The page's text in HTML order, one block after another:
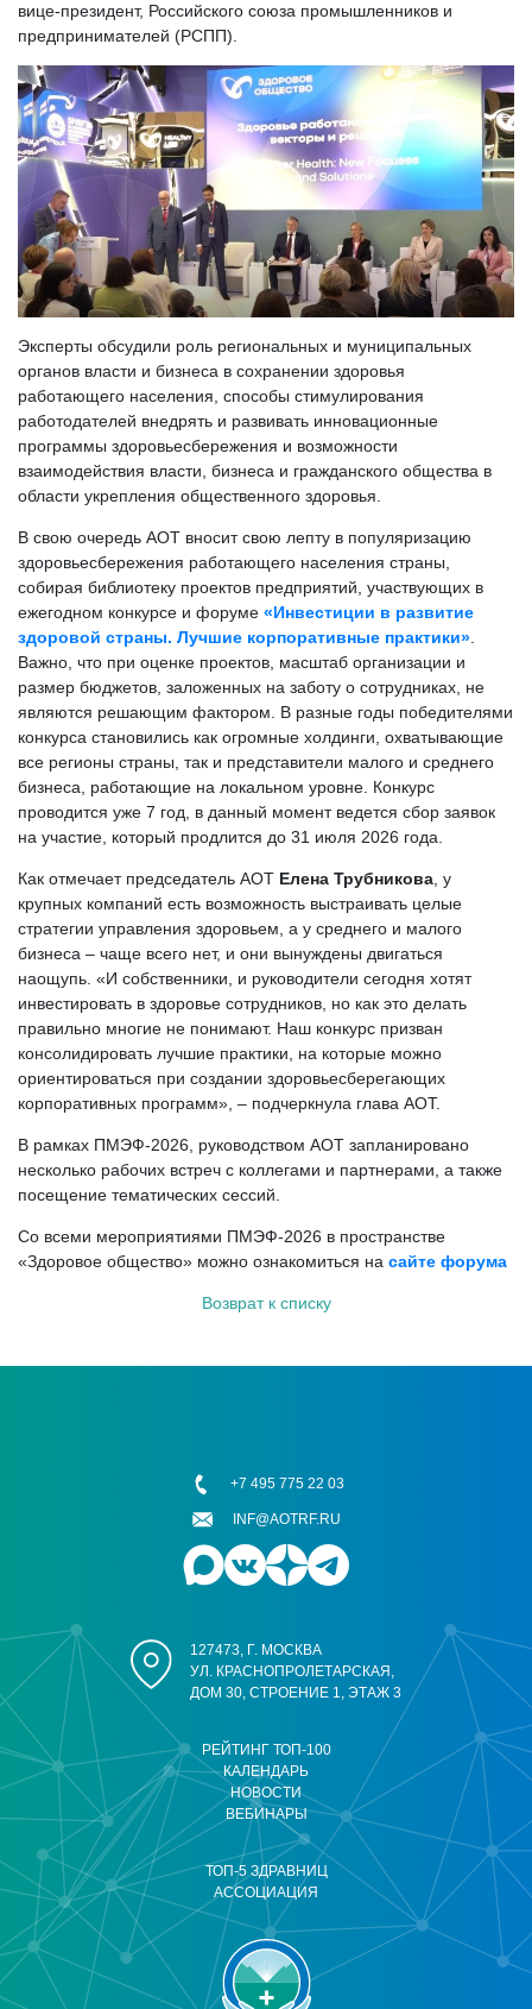
вице-президент, Российского союза промышленников и
предпринимателей (РСПП).
Эксперты обсудили роль региональных и муниципальных
органов власти и бизнеса в сохранении здоровья
работающего населения, способы стимулирования
работодателей внедрять и развивать инновационные
программы здоровьесбережения и возможности
взаимодействия власти, бизнеса и гражданского общества в
области укрепления общественного здоровья.
В свою очередь АОТ вносит свою лепту в популяризацию
здоровьесбережения работающего населения страны,
собирая библиотеку проектов предприятий, участвующих в
ежегодном конкурсе и форуме «Инвестиции в развитие
здоровой страны. Лучшие корпоративные практики»
Важно, что при оценке проектов, масштаб организации и
размер бюджетов, заложенных на заботу о сотрудниках, не
являются решающим фактором. В разные годы победителями
конкурса становились как огромные холдинги, охватывающие
все регионы страны, так и представители малого и среднего
бизнеса, работающие на локальном уровне. Конкурс
проводится уже 7 год, в данный момент ведется сбор заявок
на участие, который продлится до 31 июля 2026 года.
Как отмечает председатель АОТ Елена Трубникова , у
крупных компаний есть возможность выстраивать целые
стратегии управления здоровьем, а у среднего и малого
бизнеса – чаще всего нет, и они вынуждены двигаться
наощупь. «И собственники, и руководители сегодня хотят
инвестировать в здоровье сотрудников, но как это делать
правильно многие не понимают. Наш конкурс призван
консолидировать лучшие практики, на которые можно
ориентироваться при создании здоровьесберегающих
корпоративных программ», – подчеркнула глава АОТ.
В рамках ПМЭФ-2026, руководством АОТ запланировано
несколько рабочих встреч с коллегами и партнерами, а также
посещение тематических сессий.
Со всеми мероприятиями ПМЭФ-2026 в пространстве
«Здоровое общество» можно ознакомиться на сайте форума
Возврат к списку
РЕЙТИНГ ТОП-100
КАЛЕНДАРЬ
НОВОСТИ
ВЕБИНАРЫ
ТОП-5 ЗДРАВНИЦ
АССОЦИАЦИЯ
127473, Г. МОСКВА
УЛ. КРАСНОПРОЛЕТАРСКАЯ,
ДОМ 30, СТРОЕНИЕ 1, ЭТАЖ 3
+7 495 775 22 03
INF@AOTRF.RU